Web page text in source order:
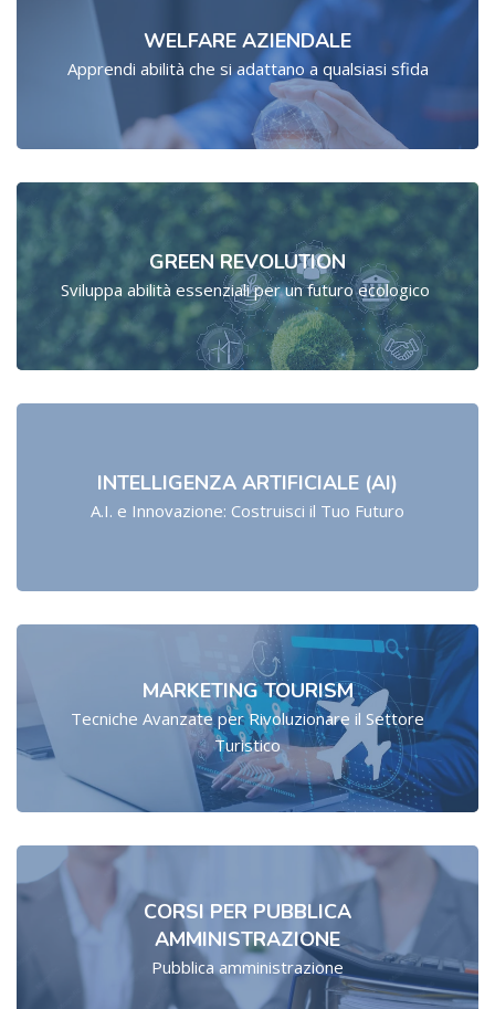
WELFARE AZIENDALE
Apprendi abilità che si adattano a qualsiasi sfida
GREEN REVOLUTION
Sviluppa abilità essenziali per un futuro ecologico
INTELLIGENZA ARTIFICIALE (AI)
A.I. e Innovazione: Costruisci il Tuo Futuro
MARKETING TOURISM
Tecniche Avanzate per Rivoluzionare il Settore
Turistico
CORSI PER PUBBLICA
AMMINISTRAZIONE
Pubblica amministrazione